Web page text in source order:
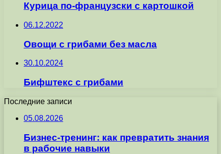
Курица по-французски с картошкой
06.12.2022
Овощи с грибами без масла
30.10.2024
Бифштекс с грибами
Последние записи
05.08.2026
Бизнес-тренинг: как превратить знания
в рабочие навыки